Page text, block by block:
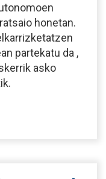
honetan.
partekatu da ,
asko